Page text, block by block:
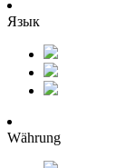
Язык
Währung